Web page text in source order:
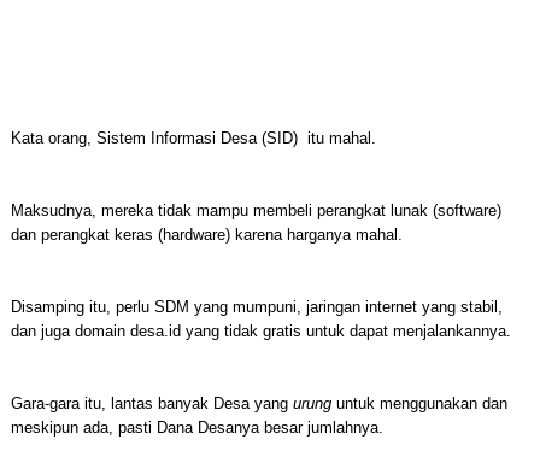
Kata orang, Sistem Informasi Desa (SID) itu mahal.
Maksudnya, mereka tidak mampu membeli perangkat lunak (software)
dan perangkat keras (hardware) karena harganya mahal.
Disamping itu, perlu SDM yang mumpuni, jaringan internet yang stabil,
dan juga domain desa.id yang tidak gratis untuk dapat menjalankannya.
Gara-gara itu, lantas banyak Desa yang urunguntuk menggunakan dan
meskipun ada, pasti Dana Desanya besar jumlahnya.